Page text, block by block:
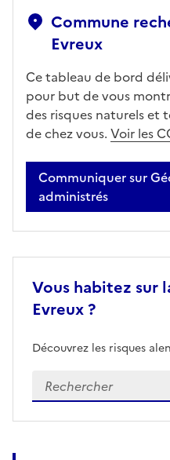
Commune
Evreux
Ce tableau de bord
pour but de vous
des risques naturels et
de chez vous. Voir les
Communiquer sur
administrés
Vous habitez sur
Evreux ?
Découvrez les risques
Veuillez renseigner